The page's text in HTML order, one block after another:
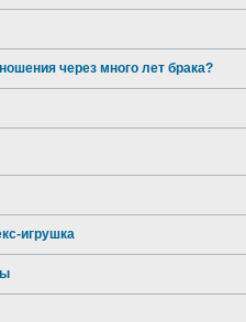
через много лет брака?
игрушка